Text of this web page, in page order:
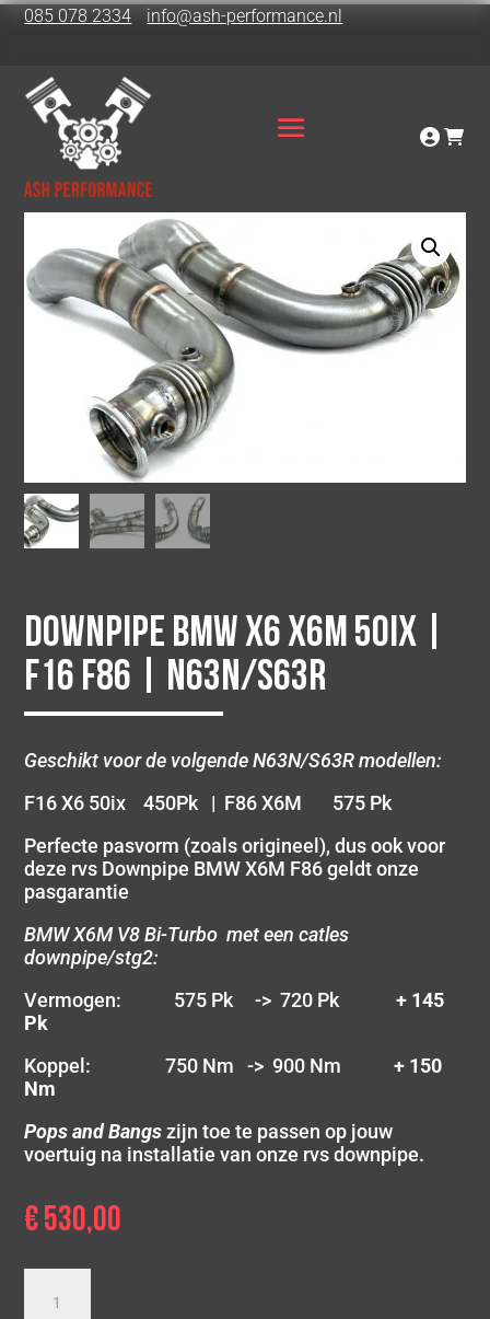
085 078 2334 info@ash-performance.nl
Downpipe BMW X6 X6M 50ix |
F16 F86 | N63N/S63R
Geschikt voor de volgende N63N/S63R modellen:
F16 X6 50ix 450Pk | F86 X6M 575 Pk
Perfecte pasvorm (zoals origineel), dus ook voor
deze rvs Downpipe BMW X6M F86 geldt onze
pasgarantie
BMW X6M V8 Bi-Turbo met een catles
downpipe/stg2:
Vermogen: 575 Pk -> 720 Pk+ 145
Pk
Koppel: 750 Nm -> 900 Nm+ 150
Nm
Pops and Bangszijn toe te passen op jouw
voertuig na installatie van onze rvs downpipe.
€530,00
BMW